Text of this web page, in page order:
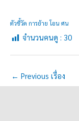
ตัวชี้วัด การย้าย โอน ศน
จำนวนคนดู : 30
← Previous เรื่อง